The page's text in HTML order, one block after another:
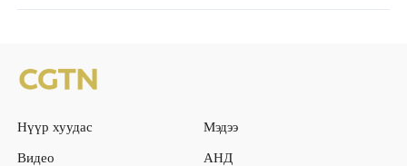
Нүүр хуудас
Мэдээ
Видео
АНД